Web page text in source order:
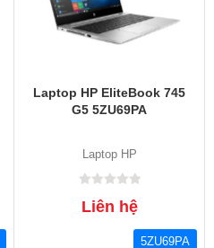
Laptop HP EliteBook 745
G5 5ZU69PA
Laptop HP
Liên hệ
5ZU69PA